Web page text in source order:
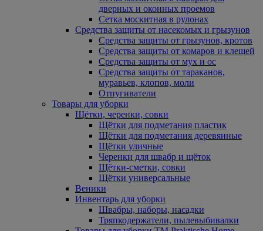
дверных и оконных проемов
Сетка москитная в рулонах
Средства защиты от насекомых и грызунов
Средства защиты от грызунов, кротов
Средства защиты от комаров и клещей
Средства защиты от мух и ос
Средства защиты от тараканов,
муравьев, клопов, моли
Отпугиватели
Товары для уборки
Щётки, черенки, совки
Щётки для подметания пластик
Щётки для подметания деревянные
Щётки уличные
Черенки для швабр и щёток
Щётки-сметки, совки
Щётки универсальные
Веники
Инвентарь для уборки
Швабры, наборы, насадки
Тряпкодержатели, пылевыбивалки